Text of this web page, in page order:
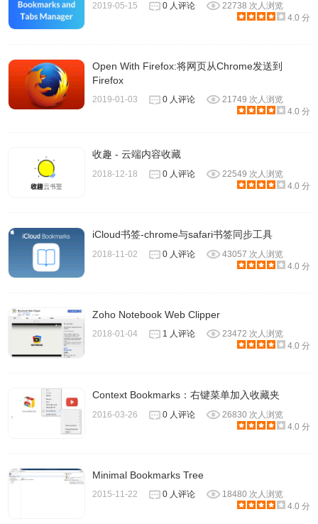
2019-05-15 0 人评论
22738 次人浏览
4.0 分
Open With Firefox:将网页从Chrome发送到
Firefox
2019-01-03 0 人评论
21749 次人浏览
4.0 分
收趣 - 云端内容收藏
2018-12-18 0 人评论
22549 次人浏览
4.0 分
iCloud书签-chrome与safari书签同步工具
2018-11-02 0 人评论
43057 次人浏览
4.0 分
Zoho Notebook Web Clipper
2018-01-04 1 人评论
23472 次人浏览
4.0 分
Context Bookmarks：右键菜单加入收藏夹
2016-03-26 0 人评论
26830 次人浏览
4.0 分
Minimal Bookmarks Tree
2015-11-22 0 人评论
18480 次人浏览
4.0 分